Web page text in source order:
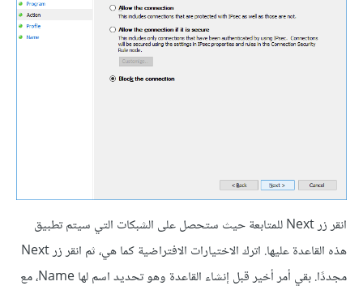
انقر زر Next للمتابعة حيث ستحصل على الشبكات التي سيتم تطبيق
هذه القاعدة عليها. اترك الاختيارات الافتراضية كما هي، ثم انقر زر Next
مجددًا. بقي أمر أخير قبل إنشاء القاعدة وهو تحديد اسم لها Name، مع